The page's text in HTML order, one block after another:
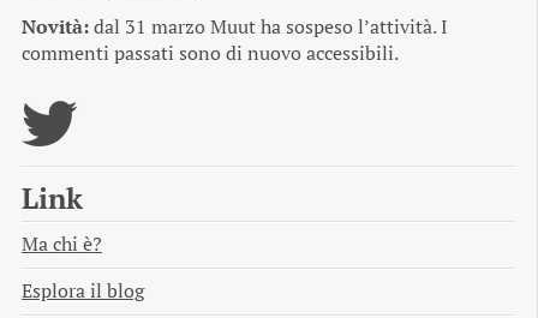
Novità:dal 31 marzo Muut ha sospeso l’attività. I
commenti passati sono di nuovo accessibili.
Link
Ma chi è?
Esplora il blog